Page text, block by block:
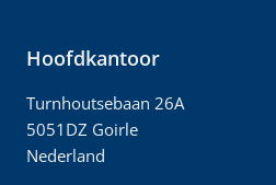
Hoofdkantoor
Turnhoutsebaan 26A
5051DZ Goirle
Nederland